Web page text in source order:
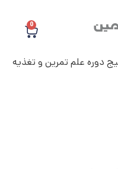
0
دوره علم تمرین و تغذیه